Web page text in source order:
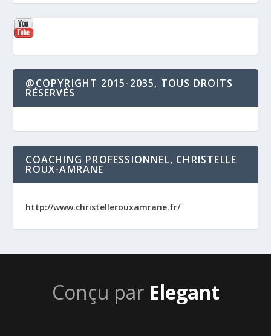
@COPYRIGHT 2015-2035, TOUS DROITS
RÉSERVÉS
COACHING PROFESSIONNEL, CHRISTELLE
ROUX-AMRANE
http://www.christellerouxamrane.fr/
Conçu par Elegant